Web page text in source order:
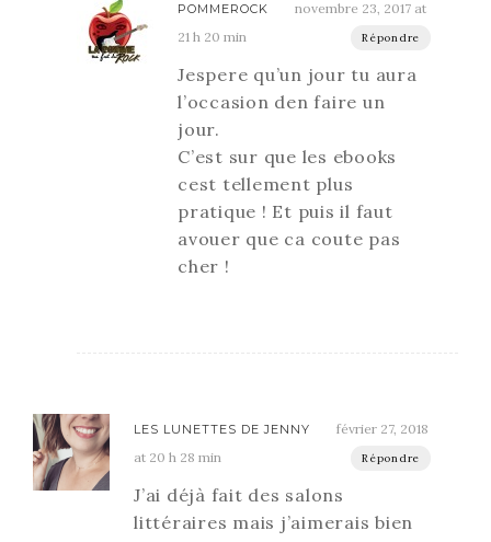
POMMEROCK
novembre 23, 2017 at
21 h 20 min
Répondre
Jespere qu’un jour tu aura
l’occasion den faire un
jour.
C’est sur que les ebooks
cest tellement plus
pratique ! Et puis il faut
avouer que ca coute pas
cher !
LES LUNETTES DE JENNY
février 27, 2018
at 20 h 28 min
Répondre
J’ai déjà fait des salons
littéraires mais j’aimerais bien